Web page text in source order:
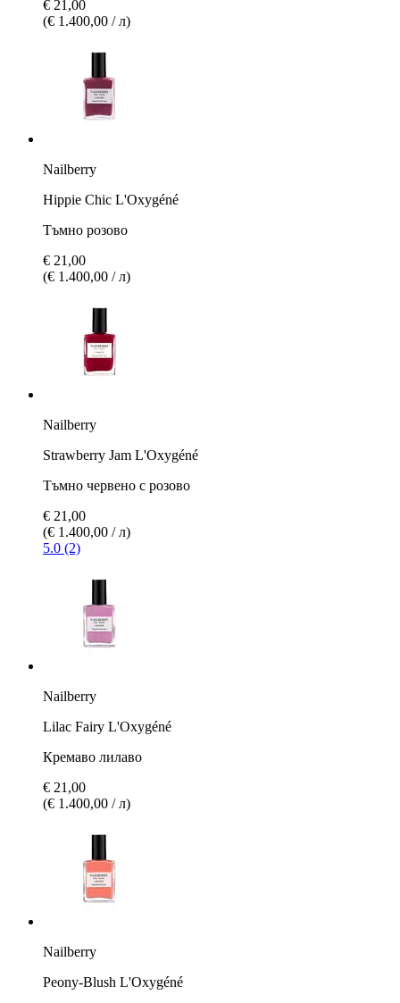
€ 21,00
(€ 1.400,00 / л)
Nailberry
Hippie Chic L'Oxygéné
Тъмно розово
€ 21,00
(€ 1.400,00 / л)
Nailberry
Strawberry Jam L'Oxygéné
Тъмно червено с розово
€ 21,00
(€ 1.400,00 / л)
5.0 (2)
Nailberry
Lilac Fairy L'Oxygéné
Кремаво лилаво
€ 21,00
(€ 1.400,00 / л)
Nailberry
Peony-Blush L'Oxygéné